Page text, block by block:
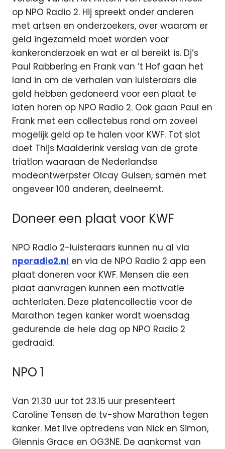
op NPO Radio 2. Hij spreekt onder anderen
met artsen en onderzoekers, over waarom er
geld ingezameld moet worden voor
kankeronderzoek en wat er al bereikt is. Dj’s
Paul Rabbering en Frank van ’t Hof gaan het
land in om de verhalen van luisteraars die
geld hebben gedoneerd voor een plaat te
laten horen op NPO Radio 2. Ook gaan Paul en
Frank met een collectebus rond om zoveel
mogelijk geld op te halen voor KWF. Tot slot
doet Thijs Maalderink verslag van de grote
triatlon waaraan de Nederlandse
modeontwerpster Olcay Gulsen, samen met
ongeveer 100 anderen, deelneemt.
Doneer een plaat voor KWF
NPO Radio 2-luisteraars kunnen nu al via
nporadio2.nl en via de NPO Radio 2 app een
plaat doneren voor KWF. Mensen die een
plaat aanvragen kunnen een motivatie
achterlaten. Deze platencollectie voor de
Marathon tegen kanker wordt woensdag
gedurende de hele dag op NPO Radio 2
gedraaid.
NPO 1
Van 21.30 uur tot 23.15 uur presenteert
Caroline Tensen de tv-show Marathon tegen
kanker. Met live optredens van Nick en Simon,
Glennis Grace en OG3NE. De aankomst van